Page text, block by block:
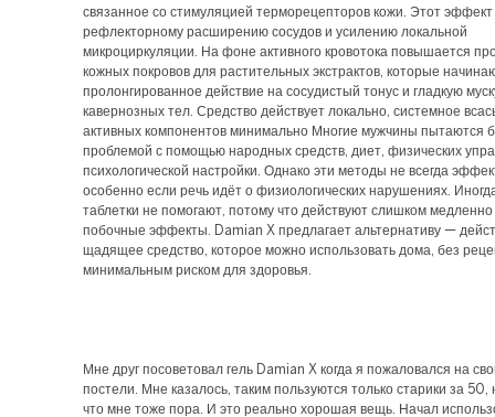
связанное со стимуляцией терморецепторов кожи. Этот эффект
рефлекторному расширению сосудов и усилению локальной
микроциркуляции. На фоне активного кровотока повышается
кожных покровов для растительных экстрактов, которые
пролонгированное действие на сосудистый тонус и гладкую
кавернозных тел. Средство действует локально, системное
активных компонентов минимально Многие мужчины пытаются
проблемой с помощью народных средств, диет, физических
психологической настройки. Однако эти методы не всегда
особенно если речь идёт о физиологических нарушениях.
таблетки не помогают, потому что действуют слишком
побочные эффекты. Damian X предлагает альтернативу —
щадящее средство, которое можно использовать дома, без
минимальным риском для здоровья.
Мне друг посоветовал гель Damian X когда я пожаловался на
постели. Мне казалось, таким пользуются только старики за 50,
что мне тоже пора. И это реально хорошая вещь. Начал